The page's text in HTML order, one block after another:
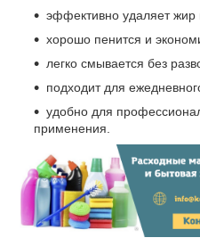
эффективно удаляет жир
хорошо пенится и
легко смывается без
подходит для
удобно для
применения.